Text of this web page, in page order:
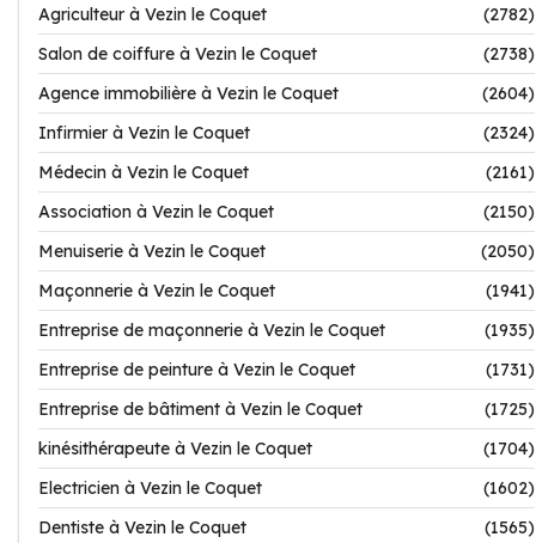
Agriculteur à Vezin le Coquet
(2782)
Salon de coiffure à Vezin le Coquet
(2738)
Agence immobilière à Vezin le Coquet
(2604)
Infirmier à Vezin le Coquet
(2324)
Médecin à Vezin le Coquet
(2161)
Association à Vezin le Coquet
(2150)
Menuiserie à Vezin le Coquet
(2050)
Maçonnerie à Vezin le Coquet
(1941)
Entreprise de maçonnerie à Vezin le Coquet
(1935)
Entreprise de peinture à Vezin le Coquet
(1731)
Entreprise de bâtiment à Vezin le Coquet
(1725)
kinésithérapeute à Vezin le Coquet
(1704)
Electricien à Vezin le Coquet
(1602)
Dentiste à Vezin le Coquet
(1565)